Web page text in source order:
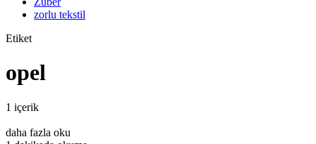
zorlu tekstil
Etiket
opel
1 içerik
daha fazla oku